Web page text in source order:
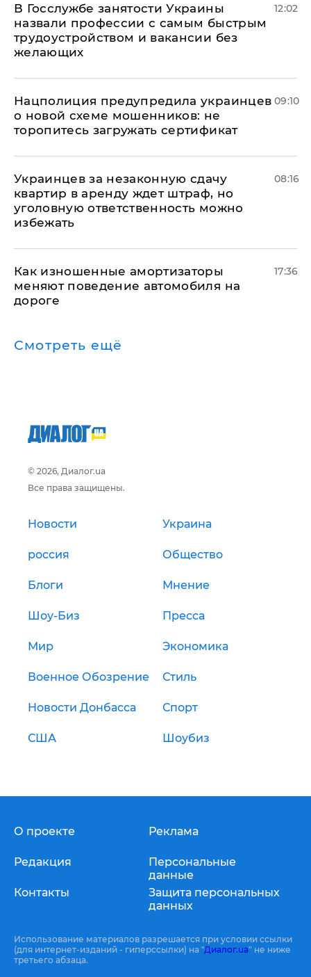
В Госслужбе занятости Украины
назвали профессии с самым быстрым
трудоустройством и вакансии без
желающих
12:02
Нацполиция предупредила украинцев
о новой схеме мошенников: не
торопитесь загружать сертификат
09:10
Украинцев за незаконную сдачу
квартир в аренду ждет штраф, но
уголовную ответственность можно
избежать
08:16
Как изношенные амортизаторы
меняют поведение автомобиля на
дороге
17:36
Смотреть ещё
© 2026, Диалог.ua
Все права защищены.
Новости Украина
россия Общество
Блоги Мнение
Шоу-Биз Пресса
Мир Экономика
Военное Обозрение Стиль
Новости Донбасса Спорт
США Шоубиз
О проекте
Редакция
Контакты
Реклама
Персональные
данные
Защита персональных
данных
Использование материалов разрешается при условии ссылки
(для интернет-изданий - гиперссылки) на "Диалог.ua" не ниже
третьего абзаца.